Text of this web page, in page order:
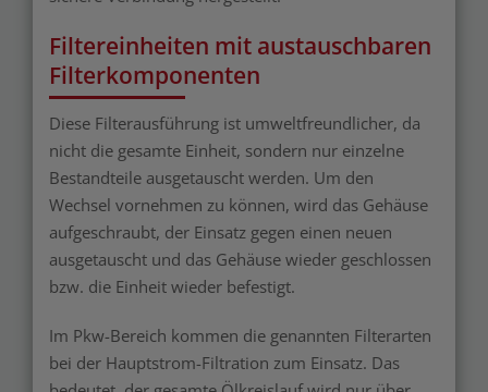
Filtereinheiten mit austauschbaren
Filterkomponenten
Diese Filterausführung ist umweltfreundlicher, da
nicht die gesamte Einheit, sondern nur einzelne
Bestandteile ausgetauscht werden. Um den
Wechsel vornehmen zu können, wird das Gehäuse
aufgeschraubt, der Einsatz gegen einen neuen
ausgetauscht und das Gehäuse wieder geschlossen
bzw. die Einheit wieder befestigt.
Im Pkw-Bereich kommen die genannten Filterarten
bei der Hauptstrom-Filtration zum Einsatz. Das